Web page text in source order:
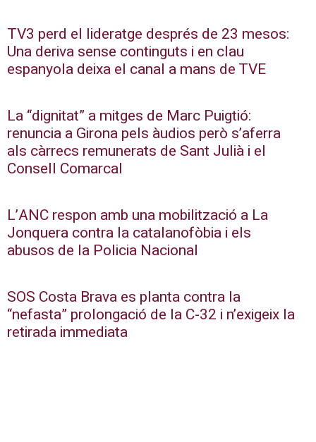
TV3 perd el lideratge després de 23 mesos:
Una deriva sense continguts i en clau
espanyola deixa el canal a mans de TVE
La “dignitat” a mitges de Marc Puigtió:
renuncia a Girona pels àudios però s’aferra
als càrrecs remunerats de Sant Julià i el
Consell Comarcal
L’ANC respon amb una mobilització a La
Jonquera contra la catalanofòbia i els
abusos de la Policia Nacional
SOS Costa Brava es planta contra la
“nefasta” prolongació de la C-32 i n’exigeix la
retirada immediata